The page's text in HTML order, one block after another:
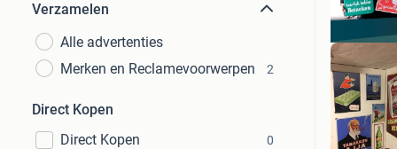
Verzamelen
Alle advertenties
Merken en Reclamevoorwerpen
2
Direct Kopen
Direct Kopen
0